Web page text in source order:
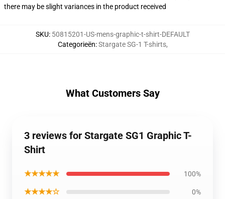
there may be slight variances in the product received
SKU: 50815201-US-mens-graphic-t-shirt-DEFAULT
Categorieën:Stargate SG-1 T-shirts,
What Customers Say
3 reviews for Stargate SG1 Graphic T-
Shirt
★★★★★ 100%
★★★★☆ 0%